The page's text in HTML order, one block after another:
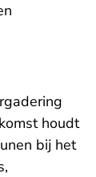
houdt
bij het